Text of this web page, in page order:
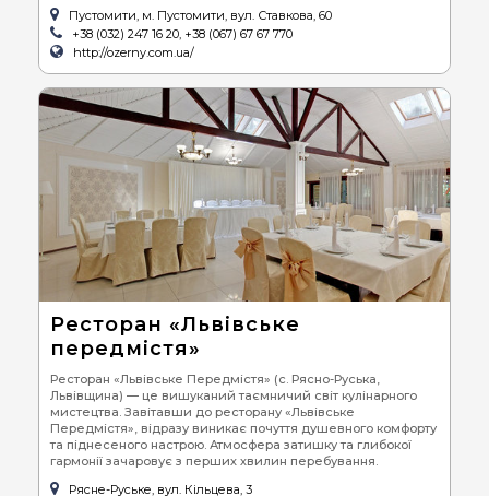
Пустомити, м. Пустомити, вул. Ставкова, 60
+38 (032) 247 16 20, +38 (067) 67 67 770
http://ozerny.com.ua/
Ресторан «Львівське
передмістя»
Ресторан «Львівське Передмістя» (с. Рясно-Руська,
Львівщина) — це вишуканий таємничий світ кулінарного
мистецтва. Завітавши до ресторану «Львівське
Передмістя», відразу виникає почуття душевного комфорту
та піднесеного настрою. Атмосфера затишку та глибокої
гармонії зачаровує з перших хвилин перебування.
Рясне-Руське, вул. Кільцева, 3